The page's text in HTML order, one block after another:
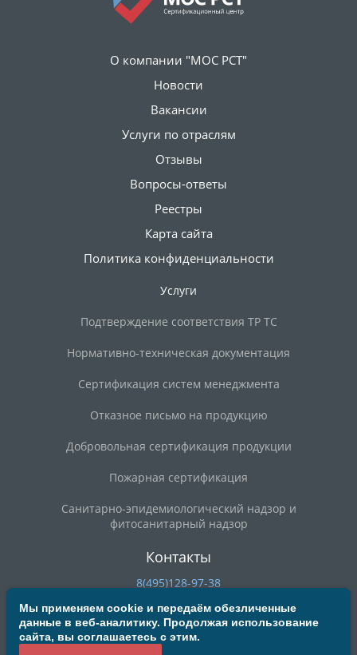
О компании "МОС РСТ"
Новости
Вакансии
Услуги по отраслям
Отзывы
Вопросы-ответы
Реестры
Карта сайта
Политика конфиденциальности
Услуги
Подтверждение соответствия ТР ТС
Нормативно-техническая документация
Сертификация систем менеджмента
Отказное письмо на продукцию
Добровольная сертификация продукции
Пожарная сертификация
Санитарно-эпидемиологический надзор и
фитосанитарный надзор
Контакты
8(495)128-97-38
8(800)200-90-59
deal@mosrst.ru
Мы применяем cookie и передаём обезличенные
данные в веб-аналитику. Продолжая использование
сайта, вы соглашаетесь с этим.